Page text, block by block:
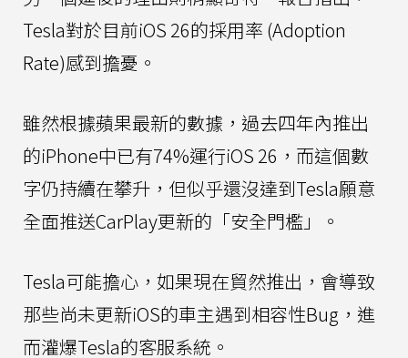
Tesla對於目前iOS 26的採用率 (Adoption
Rate)感到擔憂。
雖然根據蘋果最新的數據，過去四年內推出
的iPhone中已有74%運行iOS 26，而這個數
字仍持續在攀升，但似乎還沒達到Tesla願意
全面推送CarPlay更新的「安全門檻」。
Tesla可能擔心，如果現在貿然推出，會導致
那些尚未更新iOS的車主遇到相容性Bug，進
而灌爆Tesla的客服系統。